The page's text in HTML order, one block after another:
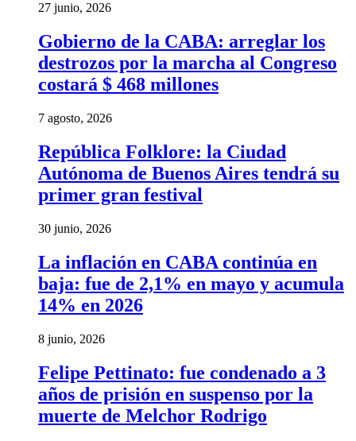
27 junio, 2026
Gobierno de la CABA: arreglar los
destrozos por la marcha al Congreso
costará $ 468 millones
7 agosto, 2026
República Folklore: la Ciudad
Autónoma de Buenos Aires tendrá su
primer gran festival
30 junio, 2026
La inflación en CABA continúa en
baja: fue de 2,1% en mayo y acumula
14% en 2026
8 junio, 2026
Felipe Pettinato: fue condenado a 3
años de prisión en suspenso por la
muerte de Melchor Rodrigo